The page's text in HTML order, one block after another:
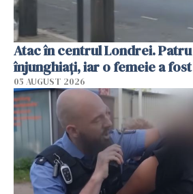
Atac în centrul Londrei.
înjunghiați, iar o femeie a
05 AUGUST 2026